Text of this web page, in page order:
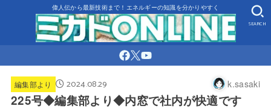
偉人伝から最新技術まで！エネルギーの知識を分かりやすく
SEARCH
編集部より 2024.08.29 k.sasaki
225号◆編集部より◆内窓で社内が快適です